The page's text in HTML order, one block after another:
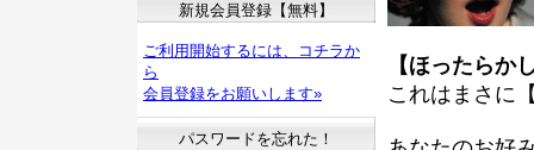
【ほったらか
これはまさに
新規会員登録【無料】
ご利用開始するには、コチラか
ら
会員登録をお願いします»
パスワードを忘れた！